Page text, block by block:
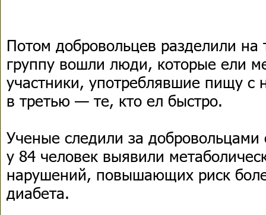
Потом добровольцев разделили
группу вошли люди, которые ели
участники, употреблявшие пищу с
в третью — те, кто ел быстро.
Ученые следили за добровольцами
у 84 человек выявили
нарушений, повышающих риск
диабета.